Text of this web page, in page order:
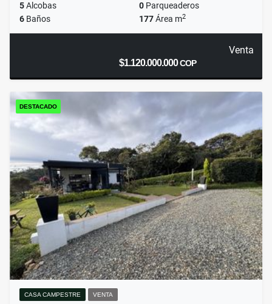
5Alcobas 0 Parqueaderos
6 Baños 177Área m2
Venta
$1.120.000.000COP
DESTACADO
CASA CAMPESTRE VENTA